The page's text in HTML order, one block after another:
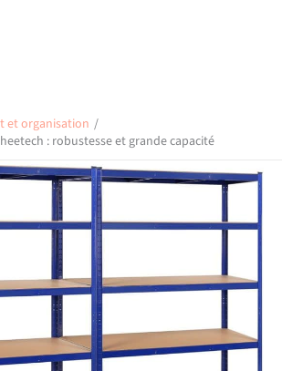
et organisation
: robustesse et grande capacité